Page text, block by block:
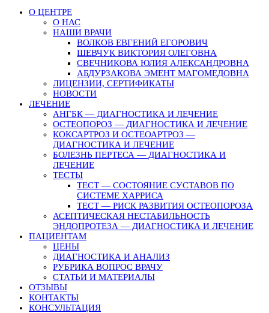
О ЦЕНТРЕ
О НАС
НАШИ ВРАЧИ
ВОЛКОВ ЕВГЕНИЙ ЕГОРОВИЧ
ШЕВЧУК ВИКТОРИЯ ОЛЕГОВНА
СВЕЧНИКОВА ЮЛИЯ АЛЕКСАНДРОВНА
АБДУРЗАКОВА ЭМЕНТ МАГОМЕДОВНА
ЛИЦЕНЗИИ, СЕРТИФИКАТЫ
НОВОСТИ
ЛЕЧЕНИЕ
АНГБК — ДИАГНОСТИКА И ЛЕЧЕНИЕ
ОСТЕОПОРОЗ — ДИАГНОСТИКА И ЛЕЧЕНИЕ
КОКСАРТРОЗ И ОСТЕОАРТРОЗ —
ДИАГНОСТИКА И ЛЕЧЕНИЕ
БОЛЕЗНЬ ПЕРТЕСА — ДИАГНОСТИКА И
ЛЕЧЕНИЕ
ТЕСТЫ
ТЕСТ — СОСТОЯНИЕ СУСТАВОВ ПО
СИСТЕМЕ ХАРРИСА
ТЕСТ — РИСК РАЗВИТИЯ ОСТЕОПОРОЗА
АСЕПТИЧЕСКАЯ НЕСТАБИЛЬНОСТЬ
ЭНДОПРОТЕЗА — ДИАГНОСТИКА И ЛЕЧЕНИЕ
ПАЦИЕНТАМ
ЦЕНЫ
ДИАГНОСТИКА И АНАЛИЗ
РУБРИКА ВОПРОС ВРАЧУ
СТАТЬИ И МАТЕРИАЛЫ
ОТЗЫВЫ
КОНТАКТЫ
КОНСУЛЬТАЦИЯ